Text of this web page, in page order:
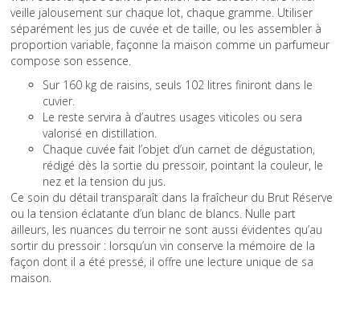
veille jalousement sur chaque lot, chaque gramme. Utiliser
séparément les jus de cuvée et de taille, ou les assembler à
proportion variable, façonne la maison comme un parfumeur
compose son essence.
Sur 160 kg de raisins, seuls 102 litres finiront dans le
cuvier.
Le reste servira à d’autres usages viticoles ou sera
valorisé en distillation.
Chaque cuvée fait l’objet d’un carnet de dégustation,
rédigé dès la sortie du pressoir, pointant la couleur, le
nez et la tension du jus.
Ce soin du détail transparaît dans la fraîcheur du Brut Réserve
ou la tension éclatante d’un blanc de blancs. Nulle part
ailleurs, les nuances du terroir ne sont aussi évidentes qu’au
sortir du pressoir : lorsqu’un vin conserve la mémoire de la
façon dont il a été pressé, il offre une lecture unique de sa
maison.